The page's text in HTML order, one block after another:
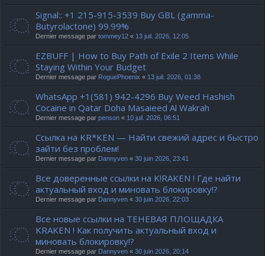
Signal:: +1 215-915-3539 Buy GBL (gamma-
Butyrolactone) 99.99%
Dernier message par tommey12 « 13 juil. 2026, 12:05
EZBUFF | How to Buy Path of Exile 2 Items While
Staying Within Your Budget
Dernier message par RoguePhoenix « 13 juil. 2026, 01:38
WhatsApp +1(581) 942-4296 Buy Weed Hashish
Cocaine in Qatar Doha Masaieed Al Wakrah
Dernier message par penson « 10 juil. 2026, 06:51
Ссылка на KR*KEN — Найти свежий адрес и быстро
зайти без проблем!
Dernier message par Dannyven « 30 juin 2026, 23:41
Все доверенные ссылки на K!RAKEN ! Где найти
актуальный вход и миновать блокировку!?
Dernier message par Dannyven « 30 juin 2026, 22:03
Все новые ссылки на ТЕНЕВАЯ ПЛОЩАДКА
KRAKEN ! Как получить актуальный вход и
миновать блокировку!?
Dernier message par Dannyven « 30 juin 2026, 20:14